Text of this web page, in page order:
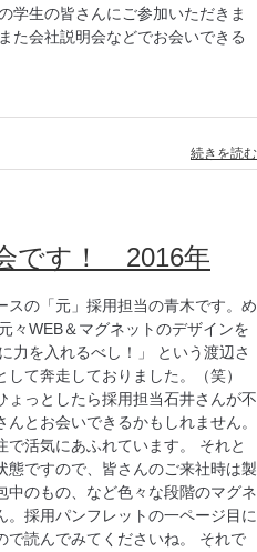
学生の皆さんにご参加いただきま
た会社説明会などでお会いできる
続きを読む
です！ 2016年
スの「元」採用担当の青木です。め
々WEB＆マグネットのデザインを
力を入れるべし！」 という渡辺さ
て奔走しておりました。（笑）
っとしたら採用担当石井さんが不
とお会いできるかもしれません。
活気にあふれています。 それと
態ですので、皆さんのご来社時は製
のもの、など色々な段階のマグネ
。採用パンフレットの一ページ目に
で読んでみてくださいね。 それで